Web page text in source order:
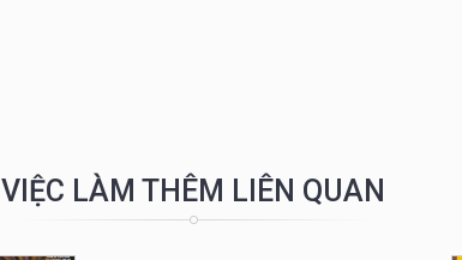
VIỆC LÀM THÊM LIÊN QUAN